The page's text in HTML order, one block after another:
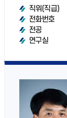
직위(직급)
전화번호
전공
연구실